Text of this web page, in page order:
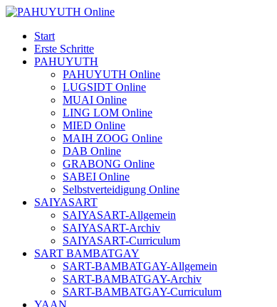
Start
Erste Schritte
PAHUYUTH
PAHUYUTH Online
LUGSIDT Online
MUAI Online
LING LOM Online
MIED Online
MAIH ZOOG Online
DAB Online
GRABONG Online
SABEI Online
Selbstverteidigung Online
SAIYASART
SAIYASART-Allgemein
SAIYASART-Archiv
SAIYASART-Curriculum
SART BAMBATGAY
SART-BAMBATGAY-Allgemein
SART-BAMBATGAY-Archiv
SART-BAMBATGAY-Curriculum
YAAN